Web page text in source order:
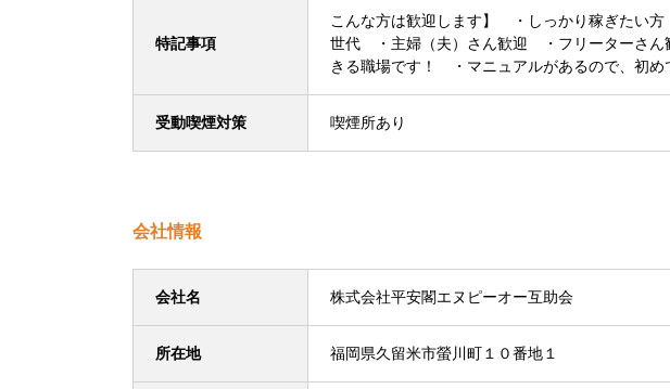
特記事項
こんな方は歓迎します】 ・しっかり稼ぎたい
世代 ・主婦（夫）さん歓迎 ・フリーターさ
きる職場です！ ・マニュアルがあるので、
受動喫煙対策 喫煙所あり
会社情報
会社名 株式会社平安閣エヌピーオー互助会
所在地 福岡県久留米市螢川町１０番地１